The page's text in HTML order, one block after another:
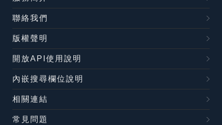
聯絡我們
版權聲明
開放API使用說明
內嵌搜尋欄位說明
相關連結
常見問題